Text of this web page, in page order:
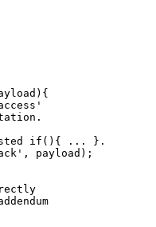
if(){ ... }.
payload);